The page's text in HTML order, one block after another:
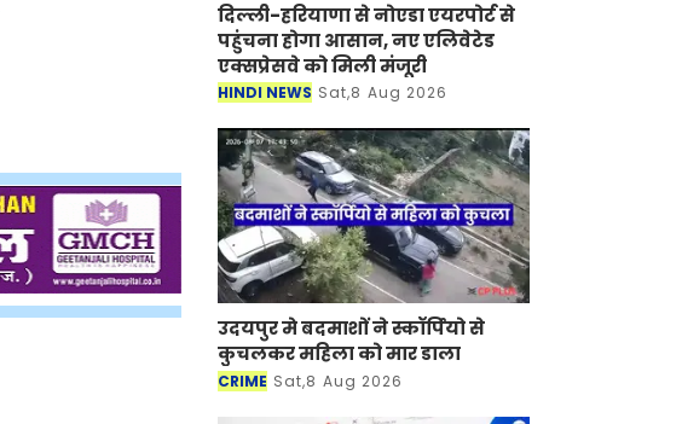
दिल्ली-हरियाणा से नोएडा एयरपोर्ट से
पहुंचना होगा आसान, नए एलिवेटेड
एक्सप्रेसवे को मिली मंजूरी
HINDI NEWS Sat,8 Aug 2026
उदयपुर मे बदमाशों ने स्कॉर्पियो से
कुचलकर महिला को मार डाला
CRIME Sat,8 Aug 2026